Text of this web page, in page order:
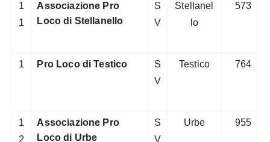
1
1
Associazione Pro
Loco di Stellanello
S
V
Stellanel
lo
573
1 Pro Loco di Testico
S
V
Testico 764
1
2
Associazione Pro
Loco di Urbe
S
V
Urbe 955